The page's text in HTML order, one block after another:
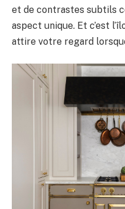
et de contrastes subtils
aspect unique. Et c’est
attire votre regard